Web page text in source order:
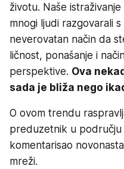
životu. Naše
mnogi ljudi razgovarali
neverovatan način da
ličnost, ponašanje i
perspektive. Ova
sada je bliža nego
O ovom trendu
preduzetnik u području
komentarisao
mreži.